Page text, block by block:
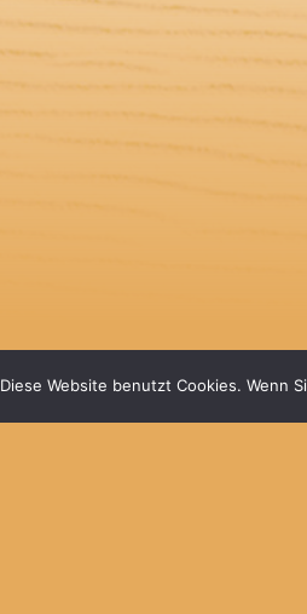
Diese Website benutzt Cookies. Wenn